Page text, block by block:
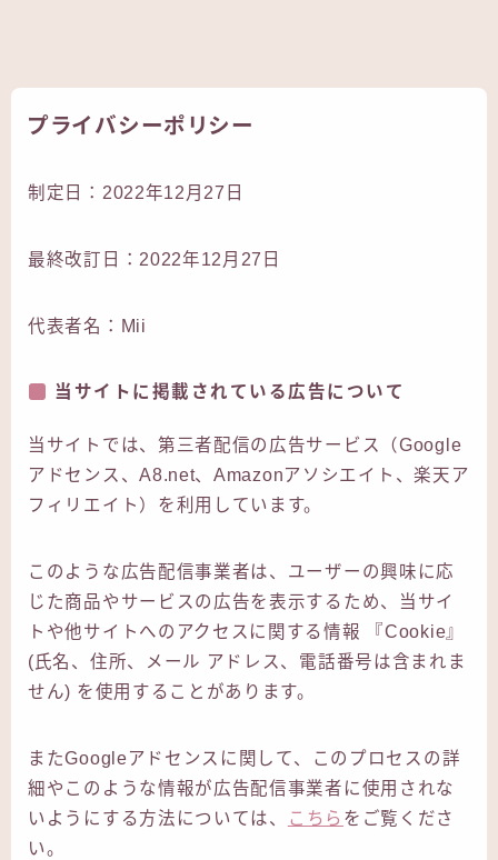
プライバシーポリシー
制定日：2022年12月27日
最終改訂日：2022年12月27日
代表者名：Mii
当サイトに掲載されている広告について
当サイトでは、第三者配信の広告サービス（Google
アドセンス、A8.net、Amazonアソシエイト、楽天ア
フィリエイト）を利用しています。
このような広告配信事業者は、ユーザーの興味に応
じた商品やサービスの広告を表示するため、当サイ
トや他サイトへのアクセスに関する情報 『Cookie』
(氏名、住所、メール アドレス、電話番号は含まれま
せん) を使用することがあります。
またGoogleアドセンスに関して、このプロセスの詳
細やこのような情報が広告配信事業者に使用されな
いようにする方法については、
こちら をご覧くださ
い。